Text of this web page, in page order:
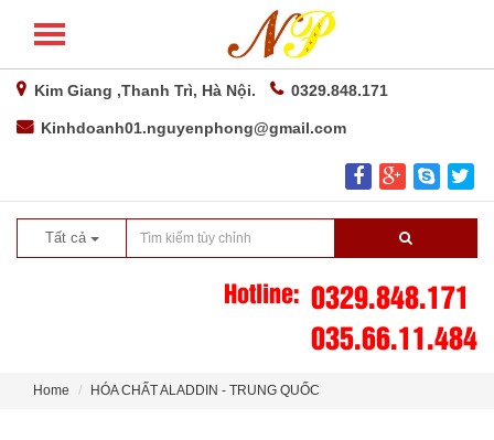
Kim Giang ,Thanh Trì, Hà Nội. 0329.848.171
Kinhdoanh01.nguyenphong@gmail.com
Tất cả
Hotline: 0329.848.171
035.66.11.484
Home HÓA CHẤT ALADDIN - TRUNG QUỐC